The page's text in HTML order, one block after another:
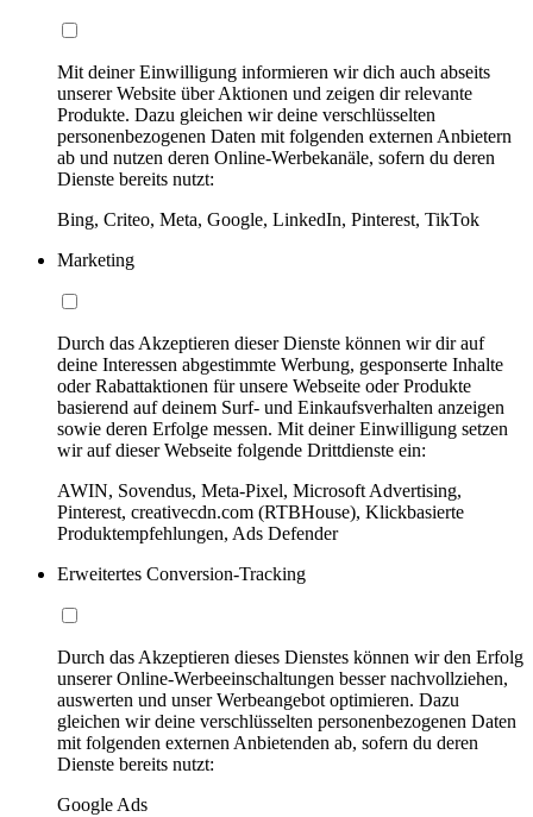
Mit deiner Einwilligung informieren wir dich auch abseits
unserer Website über Aktionen und zeigen dir relevante
Produkte. Dazu gleichen wir deine verschlüsselten
personenbezogenen Daten mit folgenden externen Anbietern
ab und nutzen deren Online-Werbekanäle, sofern du deren
Dienste bereits nutzt:
Bing, Criteo, Meta, Google, LinkedIn, Pinterest, TikTok
Marketing
Durch das Akzeptieren dieser Dienste können wir dir auf
deine Interessen abgestimmte Werbung, gesponserte Inhalte
oder Rabattaktionen für unsere Webseite oder Produkte
basierend auf deinem Surf- und Einkaufsverhalten anzeigen
sowie deren Erfolge messen. Mit deiner Einwilligung setzen
wir auf dieser Webseite folgende Drittdienste ein:
AWIN, Sovendus, Meta-Pixel, Microsoft Advertising,
Pinterest, creativecdn.com (RTBHouse), Klickbasierte
Produktempfehlungen, Ads Defender
Erweitertes Conversion-Tracking
Durch das Akzeptieren dieses Dienstes können wir den Erfolg
unserer Online-Werbeeinschaltungen besser nachvollziehen,
auswerten und unser Werbeangebot optimieren. Dazu
gleichen wir deine verschlüsselten personenbezogenen Daten
mit folgenden externen Anbietenden ab, sofern du deren
Dienste bereits nutzt:
Google Ads